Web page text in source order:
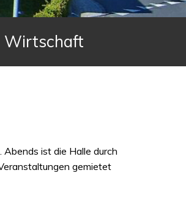
Wirtschaft
ist die Halle durch
gemietet